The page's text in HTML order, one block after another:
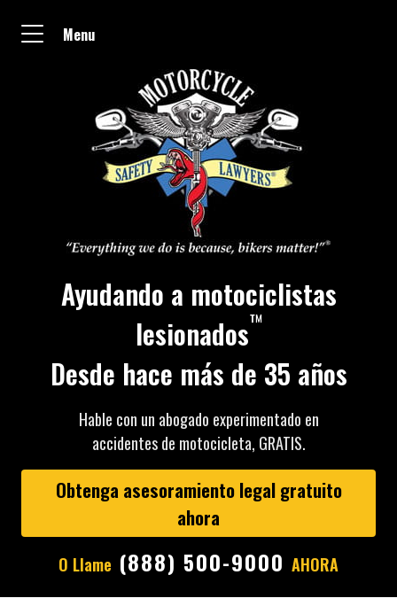
Ayudando a motociclistas
lesionados™
Desde hace más de 35 años
Hable con un abogado experimentado en
accidentes de motocicleta, GRATIS.
Obtenga asesoramiento legal gratuito
ahora
O Llame (888) 500-9000 AHORA
Menu